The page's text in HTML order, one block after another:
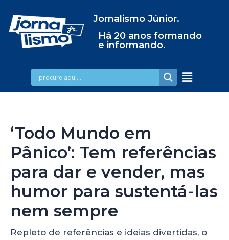
Jornalismo Júnior.
Há 20 anos formando
e informando.
‘Todo Mundo em
Pânico’: Tem referências
para dar e vender, mas
humor para sustentá-las
nem sempre
Repleto de referências e ideias divertidas, o